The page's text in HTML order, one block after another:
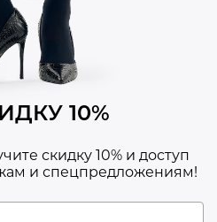
10%
скидку 10% и доступ
и спецпредложениям!